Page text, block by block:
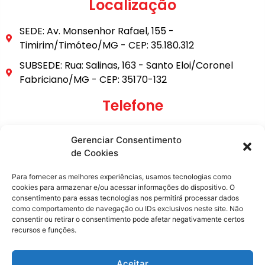
Gerenciar Consentimento
de Cookies
Para fornecer as melhores experiências, usamos tecnologias como
cookies para armazenar e/ou acessar informações do dispositivo. O
consentimento para essas tecnologias nos permitirá processar dados
como comportamento de navegação ou IDs exclusivos neste site. Não
consentir ou retirar o consentimento pode afetar negativamente certos
recursos e funções.
Localização
SEDE: Av. Monsenhor Rafael, 155 -
Timirim/Timóteo/MG - CEP: 35.180.312
SUBSEDE: Rua: Salinas, 163 - Santo Eloi/Coronel
Fabriciano/MG - CEP: 35170-132
Telefone
(31) 99795-6921
E-mail
secretaria@metasita.org.br